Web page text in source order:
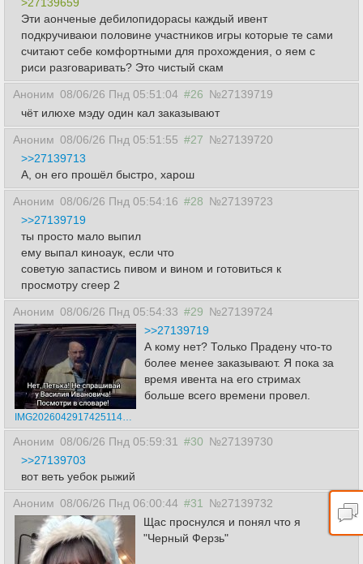
Эти аонченые дебилопидорасы каждый ивент
подкручиваюи половине участников игры которые те сами
считают себе комфортными для прохождения, о яем с
риси разговаривать? Это чистый скам
Аноним 08/06/26 Пнд 05:51:04 #26 №27139719
чёт илюхе мэду один кал заказывают
Аноним 08/06/26 Пнд 05:51:55 #27 №27139720
>>27139713
А, он его прошёл быстро, харош
Аноним 08/06/26 Пнд 05:54:16 #28 №27139723
>>27139719
ты просто мало выпил
ему выпал киноаук, если что
советую запастись пивом и вином и готовиться к
просмотру creep 2
Аноним 08/06/26 Пнд 05:54:33 #29 №27139724
IMG20260429174251146.jpg
>>27139719
А кому нет? Только Прадену что-то
более менее заказывают. Я пока за
время ивента на его стримах
больше всего времени провел.
Аноним 08/06/26 Пнд 05:59:31 #30 №27139730
>>27139703
вот веть уебок рыжий
Аноним 08/06/26 Пнд 06:00:44 #31 №27139732
Щас проснулся и понял что я
"Черный Ферзь"